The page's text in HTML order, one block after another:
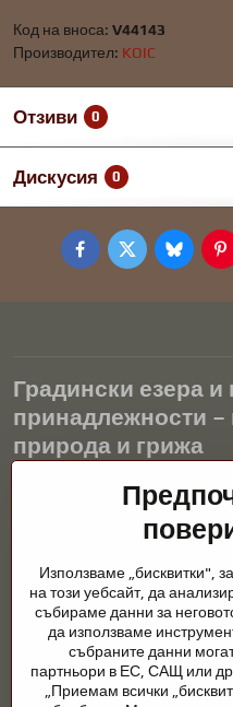
Код на вноса: V44143
Производител: KOIC
Отзиви 0
Дискусия 0
FacebookTwitterBluesky
Градински езера и
принадлежности
природа и грижа
Градинските езера са
и създават хармонична среда
животни. Правилната
през цялата година. Също
животните, които са част от
Конете се нуждаят от
правилно хранене и
и доволни. Независимо дали
Използваме „бисквитки",
на този уебсайт, да
събираме данни за
да използваме
събраните данни
партньори в ЕС, САЩ или
„Приемам всички